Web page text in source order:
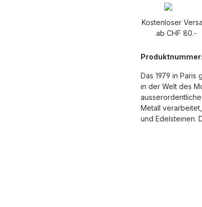
Kostenloser
ab CHF 80.-
Produktnummer:
Das 1979 in
in der Welt des
Metall
und Edelsteinen.